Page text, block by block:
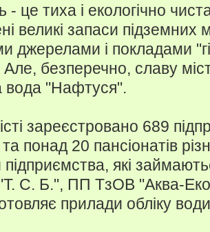
- це тиха і екологічно
великі запаси
джерелами і покладами
Але, безперечно, славу
вода "Нафтуся".
зареєстровано 689
та понад 20 пансіонатів
підприємства, які
С. Б.", ПП ТзОВ "Аква-
прилади обліку